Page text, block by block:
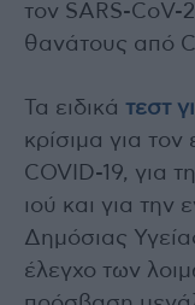
τον SARS-CoV-
θανάτους από
Τα ειδικά τεστ
κρίσιμα για
COVID-19, για
ιού και για
Δημόσιας
έλεγχο των